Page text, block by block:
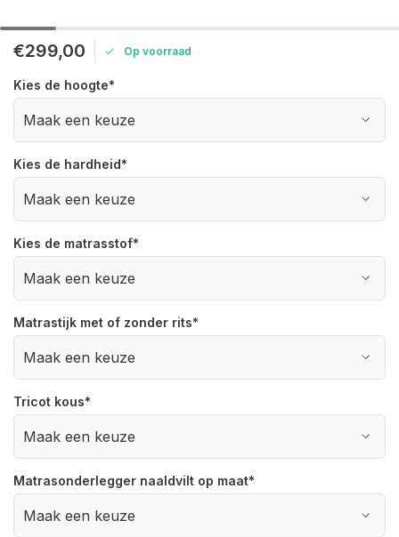
€299,00 Op voorraad
Kies de hoogte*
Kies de hardheid*
Kies de matrasstof*
Matrastijk met of zonder rits*
Tricot kous*
Matrasonderlegger naaldvilt op maat*